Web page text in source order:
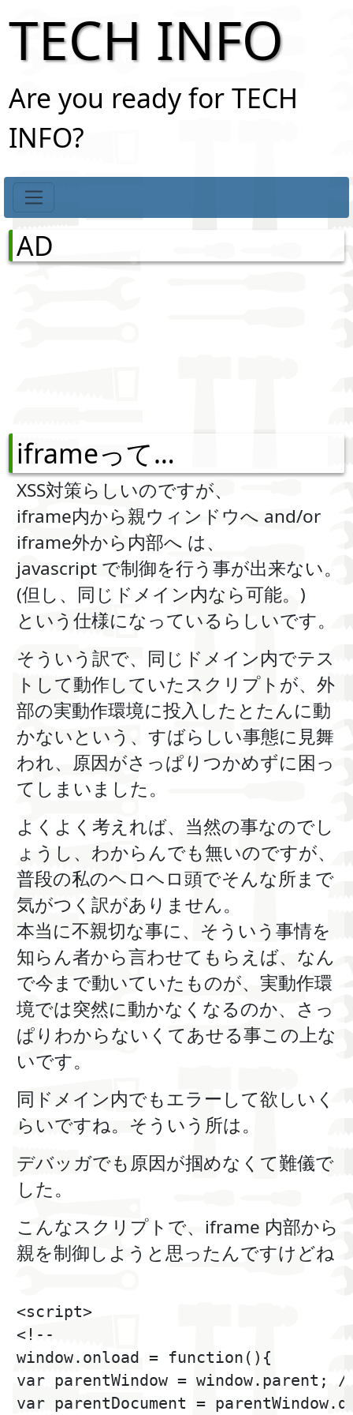
TECH INFO
Are you ready for TECH
INFO?
AD
iframeって…
XSS対策らしいのですが、
iframe内から親ウィンドウへ and/or
iframe外から内部へ は、
javascript で制御を行う事が出来ない。
(但し、同じドメイン内なら可能。)
という仕様になっているらしいです。
そういう訳で、同じドメイン内でテス
トして動作していたスクリプトが、外
部の実動作環境に投入したとたんに動
かないという、すばらしい事態に見舞
われ、原因がさっぱりつかめずに困っ
てしまいました。
よくよく考えれば、当然の事なのでし
ょうし、わからんでも無いのですが、
普段の私のヘロヘロ頭でそんな所まで
気がつく訳がありません。
本当に不親切な事に、そういう事情を
知らん者から言わせてもらえば、なん
で今まで動いていたものが、実動作環
境では突然に動かなくなるのか、さっ
ぱりわからないくてあせる事この上な
いです。
同ドメイン内でもエラーして欲しいく
らいですね。そういう所は。
デバッガでも原因が掴めなくて難儀で
した。
こんなスクリプトで、iframe 内部から
親を制御しようと思ったんですけどね
<script>
<!--
window.onload = function(){
var parentWindow = window.parent; //
var parentDocument =